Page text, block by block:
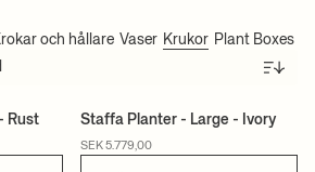
och hållare Vaser Krukor Plant Boxes
Rust Staffa Planter - Large - Ivory
SEK 5.779,00